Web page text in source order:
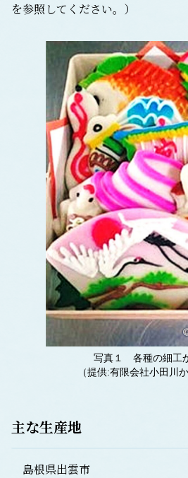
を参照してください。）
写真１ 各種の細工
（提供:有限会社小田川
主な生産地
島根県出雲市